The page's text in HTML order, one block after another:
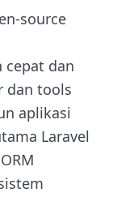
source
cepat dan
dan tools
aplikasi
Laravel